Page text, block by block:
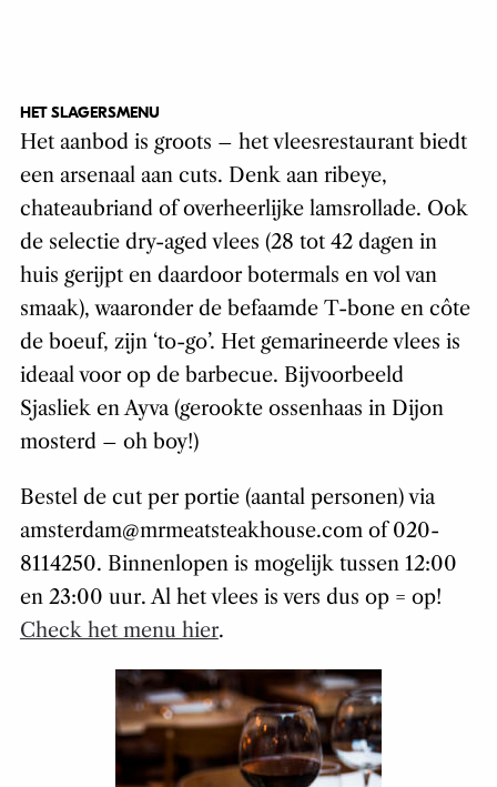
HET SLAGERSMENU
Het aanbod is groots – het vleesrestaurant biedt
een arsenaal aan cuts. Denk aan ribeye,
chateaubriand of overheerlijke lamsrollade. Ook
de selectie dry-aged vlees (28 tot 42 dagen in
huis gerijpt en daardoor botermals en vol van
smaak), waaronder de befaamde T-bone en côte
de boeuf, zijn ‘to-go’. Het gemarineerde vlees is
ideaal voor op de barbecue. Bijvoorbeeld
Sjasliek en Ayva (gerookte ossenhaas in Dijon
mosterd – oh boy!)
Bestel de cut per portie (aantal personen) via
amsterdam@mrmeatsteakhouse.com of 020-
8114250. Binnenlopen is mogelijk tussen 12:00
en 23:00 uur. Al het vlees is vers dus op = op!
Check het menu hier.